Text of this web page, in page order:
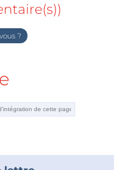
?